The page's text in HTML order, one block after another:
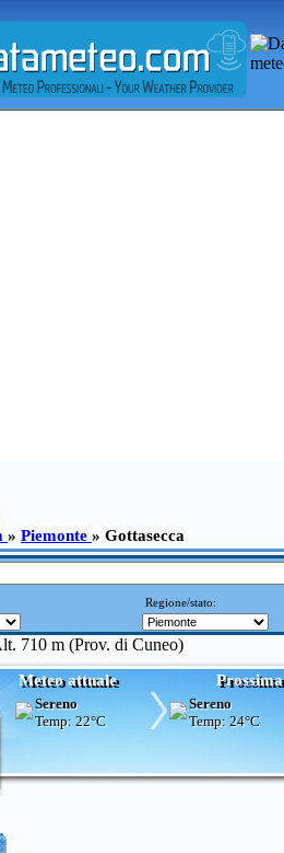
» Piemonte » Gottasecca
Regione/stato:
710 m (Prov. di Cuneo)
Meteo attuale
Sereno
Temp: 22°C
Sereno
Temp: 24°C